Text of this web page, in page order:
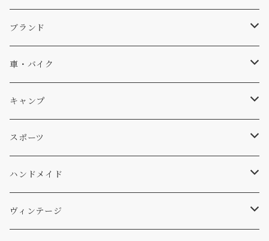
キャップ、ニット
ソックス
雑貨
ステッカー
バッグ
パンツ
ブランド
Db
サーフ
スキー
A-Frame
DOGS
WEAR
Four My Self
Ten
アメリカ軍払い下げ
車・バイク
車外
マット、シート
エアフレッシュナー
小物
キャンプ
ファニチャー
キッチン
スリーピング
スポーツ
サーフ
スキー
ハンドメイド
ステッカー
ヴィンテージ